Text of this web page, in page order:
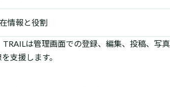
情報と役割
は管理画面での登録、編集、投稿、写
支援します。